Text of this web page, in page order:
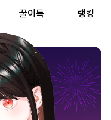
꿀이득 랭킹